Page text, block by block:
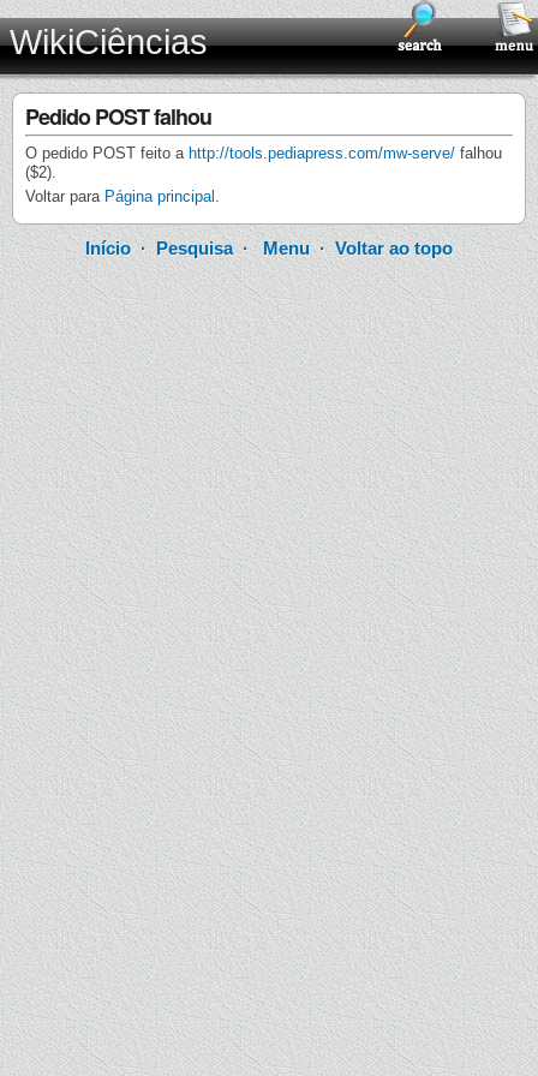
WikiCiências
Pedido POST falhou
O pedido POST feito a http://tools.pediapress.com/mw-serve/ falhou
($2).
Voltar para Página principal .
Início·Pesquisa· Menu· Voltar ao topo